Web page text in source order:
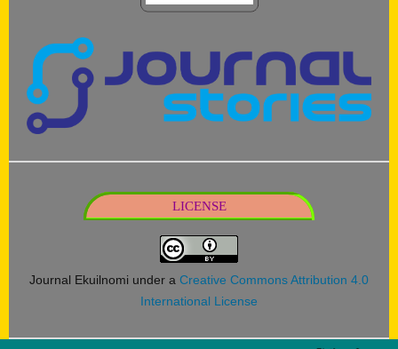
LICENSE
Journal Ekuilnomi under a Creative Commons Attribution 4.0
International License